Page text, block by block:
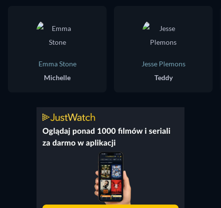
Emma Stone
Michelle
Jesse Plemons
Teddy